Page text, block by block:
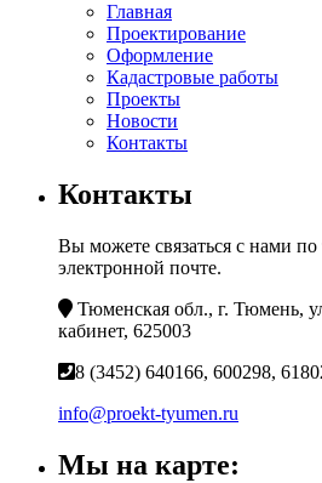
Главная
Проектирование
Оформление
Кадастровые работы
Проекты
Новости
Контакты
Контакты
Вы можете связаться с нами
электронной почте.
Тюменская обл., г. Тюмень,
кабинет, 625003
8 (3452) 640166, 600298,
info@proekt-tyumen.ru
Мы на карте: